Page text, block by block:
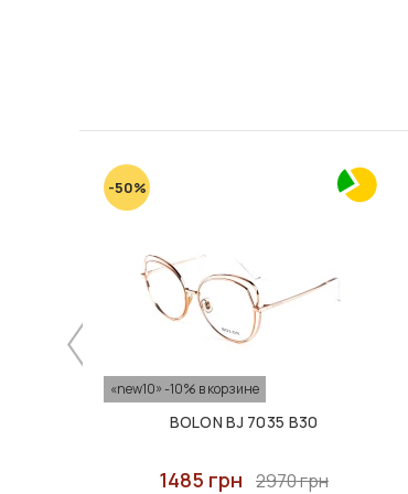
-50%
«new10» -10% в корзине
BOLON BJ 7035 B30
1485 грн 2970 грн